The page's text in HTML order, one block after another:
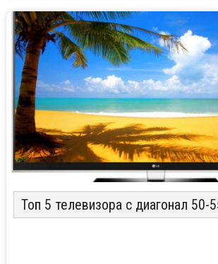
Топ 5 телевизора с диагонал 50-